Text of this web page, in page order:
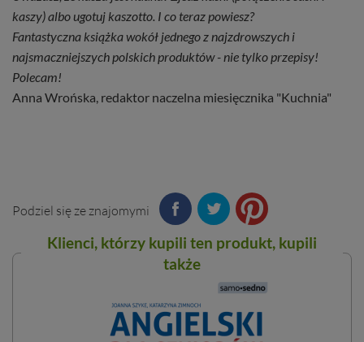
kaszy) albo ugotuj kaszotto. I co teraz powiesz?
Fantastyczna książka wokół jednego z najzdrowszych i
najsmaczniejszych polskich produktów - nie tylko przepisy!
Polecam!
Anna Wrońska, redaktor naczelna miesięcznika "Kuchnia"
Podziel się ze znajomymi
Klienci, którzy kupili ten produkt, kupili
także